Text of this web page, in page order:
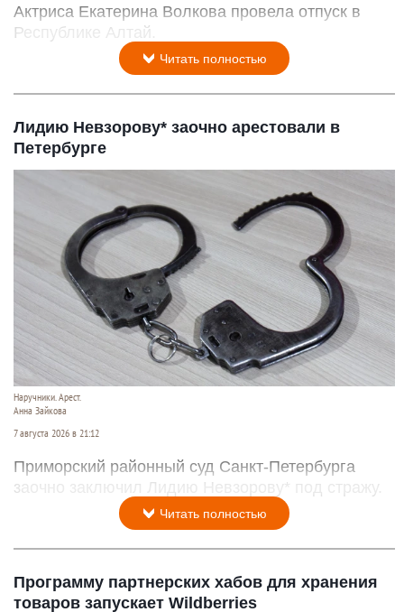
Актриса Екатерина Волкова провела отпуск в
Республике Алтай.
Читать полностью
Лидию Невзорову* заочно арестовали в
Петербурге
Наручники. Арест.
Анна Зайкова
7 августа 2026 в 21:12
Приморский районный суд Санкт-Петербурга
заочно заключил Лидию Невзорову* под стражу.
Читать полностью
Программу партнерских хабов для хранения
товаров запускает Wildberries